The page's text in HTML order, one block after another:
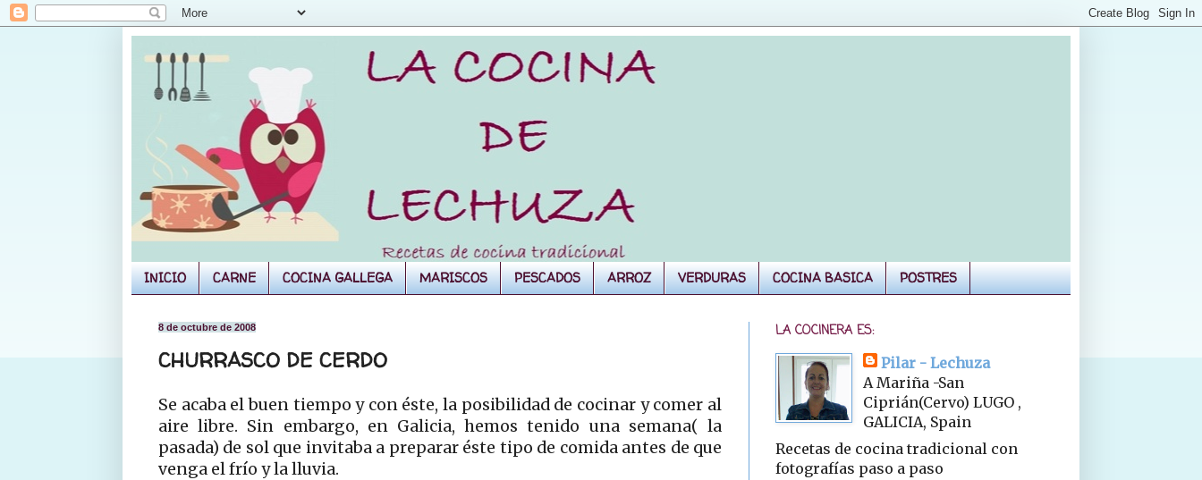
INICIO CARNE COCINA GALLEGA MARISCOS PESCADOS ARROZ VERDURAS COCINA BASICA POSTRES
8 de octubre de 2008
CHURRASCO DE CERDO
Se acaba el buen tiempo y con éste, la posibilidad de cocinar y comer al
aire libre. Sin embargo, en Galicia, hemos tenido una semana( la
pasada) de sol que invitaba a preparar éste tipo de comida antes de que
venga el frío y la lluvia.
LA COCINERA ES:
Pilar - Lechuza
A Mariña -San
Ciprián(Cervo) LUGO ,
GALICIA, Spain
Recetas de cocina tradicional con
fotografías paso a paso